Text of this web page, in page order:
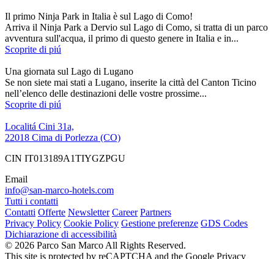
Il primo Ninja Park in Italia è sul Lago di Como!
Arriva il Ninja Park a Dervio sul Lago di Como, si tratta di un parco
avventura sull'acqua, il primo di questo genere in Italia e in...
Scoprite di piú
Una giornata sul Lago di Lugano
Se non siete mai stati a Lugano, inserite la città del Canton Ticino
nell’elenco delle destinazioni delle vostre prossime...
Scoprite di piú
Localitá Cini 31a,
22018 Cima di Porlezza (CO)
CIN IT013189A1TIYGZPGU
Email
info@san-marco-hotels.com
Tutti i contatti
Contatti Offerte Newsletter Career Partners
Privacy Policy Cookie Policy Gestione preferenze GDS Codes
Dichiarazione di accessibilità
© 2026 Parco San Marco All Rights Reserved.
This site is protected by reCAPTCHA and the Google Privacy